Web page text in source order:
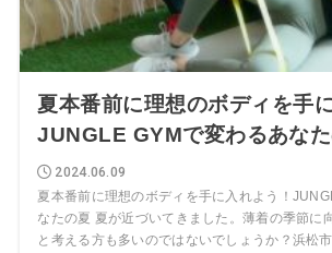
夏本番前に理想のボディを手
JUNGLE GYMで変わるあな
2024.06.09
夏本番前に理想のボディを手に入れよう！
なたの夏 夏が近づいてきました。薄着の季節に
と考える方も多いのではないでしょうか？浜松